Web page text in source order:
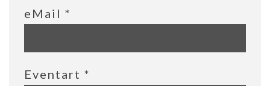
eMail *
Eventart *